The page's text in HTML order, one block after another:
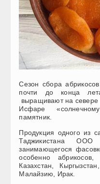
Сезон сбора
почти до конца
выращивают на севере
Исфаре
памятник.
Продукция одного из
Таджикистана
занимающегося
особенно абрикосов,
Казахстан,
Малайзию, Ирак.